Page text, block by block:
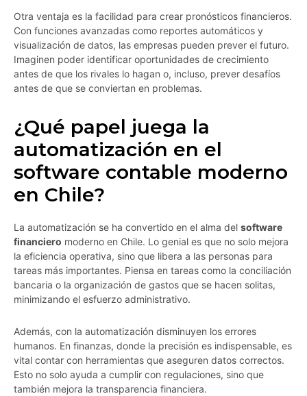
Otra ventaja es la facilidad para crear pronósticos financieros.
Con funciones avanzadas como reportes automáticos y
visualización de datos, las empresas pueden prever el futuro.
Imaginen poder identificar oportunidades de crecimiento
antes de que los rivales lo hagan o, incluso, prever desafíos
antes de que se conviertan en problemas.
¿Qué papel juega la
automatización en el
software contable moderno
en Chile?
La automatización se ha convertido en el alma del software
financiero moderno en Chile. Lo genial es que no solo mejora
la eficiencia operativa, sino que libera a las personas para
tareas más importantes. Piensa en tareas como la conciliación
bancaria o la organización de gastos que se hacen solitas,
minimizando el esfuerzo administrativo.
Además, con la automatización disminuyen los errores
humanos. En finanzas, donde la precisión es indispensable, es
vital contar con herramientas que aseguren datos correctos.
Esto no solo ayuda a cumplir con regulaciones, sino que
también mejora la transparencia financiera.